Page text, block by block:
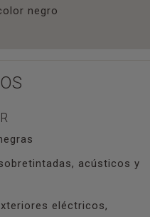
negro
acústicos y
eléctricos,